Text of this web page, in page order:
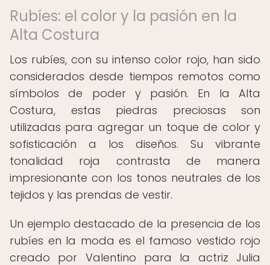
Rubíes: el color y la pasión en la
Alta Costura
Los rubíes, con su intenso color rojo, han sido
considerados desde tiempos remotos como
símbolos de poder y pasión. En la Alta
Costura, estas piedras preciosas son
utilizadas para agregar un toque de color y
sofisticación a los diseños. Su vibrante
tonalidad roja contrasta de manera
impresionante con los tonos neutrales de los
tejidos y las prendas de vestir.
Un ejemplo destacado de la presencia de los
rubíes en la moda es el famoso vestido rojo
creado por Valentino para la actriz Julia